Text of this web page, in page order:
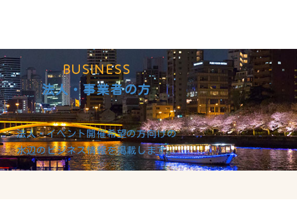
BUSINESS
法人・事業者の方
法人・イベント開催希望の方向けの
水辺のビジネス情報を掲載します。